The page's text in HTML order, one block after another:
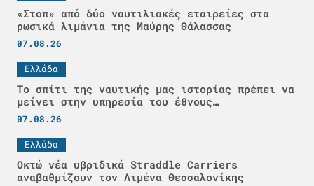
«Στοπ» από δύο ναυτιλιακές εταιρείες στα
ρωσικά λιμάνια της Μαύρης Θάλασσας
07.08.26
Ελλάδα
Το σπίτι της ναυτικής μας ιστορίας πρέπει να
μείνει στην υπηρεσία του έθνους…
07.08.26
Ελλάδα
Οκτώ νέα υβριδικά Straddle Carriers
αναβαθμίζουν τον Λιμένα Θεσσαλονίκης